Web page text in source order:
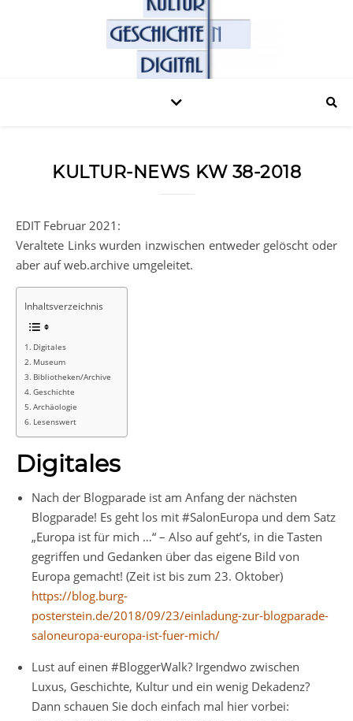
KULTUR-NEWS KW 38-2018
EDIT Februar 2021:
Veraltete Links wurden inzwischen entweder gelöscht oder
aber auf web.archive umgeleitet.
Inhaltsverzeichnis
Digitales
Museum
Bibliotheken/Archive
Geschichte
Archäologie
Lesenswert
Digitales
Nach der Blogparade ist am Anfang der nächsten
Blogparade! Es geht los mit #SalonEuropa und dem Satz
„Europa ist für mich …“ – Also auf geht’s, in die Tasten
gegriffen und Gedanken über das eigene Bild von
Europa gemacht! (Zeit ist bis zum 23. Oktober)
https://blog.burg-
posterstein.de/2018/09/23/einladung-zur-blogparade-
saloneuropa-europa-ist-fuer-mich/
Lust auf einen #BloggerWalk? Irgendwo zwischen
Luxus, Geschichte, Kultur und ein wenig Dekadenz?
Dann schauen Sie doch einfach mal hier vorbei: